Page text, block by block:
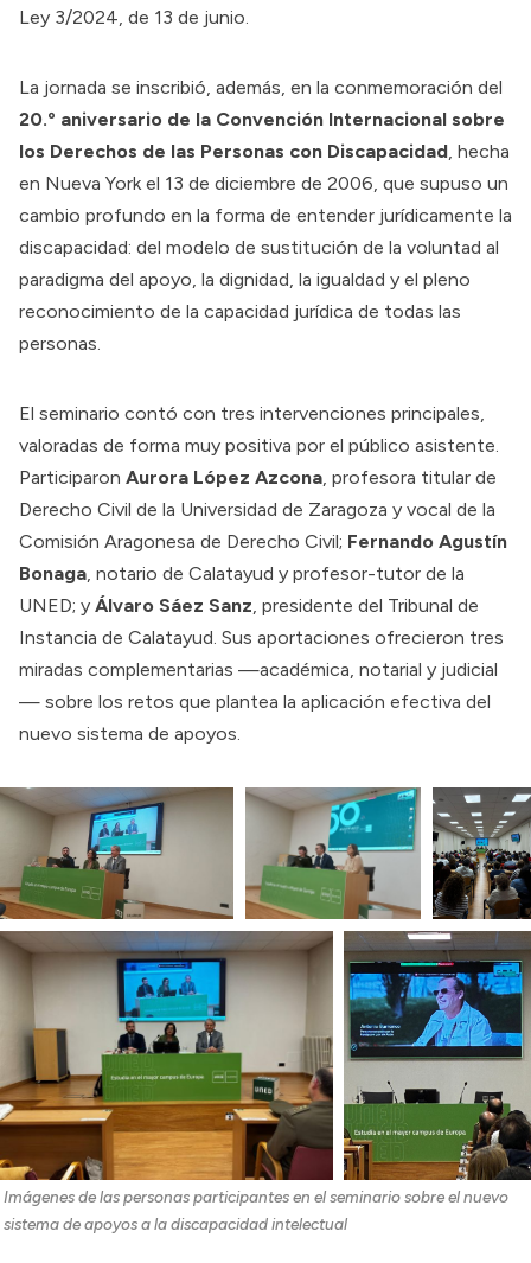
Ley 3/2024, de 13 de junio.
La jornada se inscribió, además, en la conmemoración del
20.º aniversario de la Convención Internacional sobre
los Derechos de las Personas con Discapacidad, hecha
en Nueva York el 13 de diciembre de 2006, que supuso un
cambio profundo en la forma de entender jurídicamente la
discapacidad: del modelo de sustitución de la voluntad al
paradigma del apoyo, la dignidad, la igualdad y el pleno
reconocimiento de la capacidad jurídica de todas las
personas.
El seminario contó con tres intervenciones principales,
valoradas de forma muy positiva por el público asistente.
Participaron Aurora López Azcona, profesora titular de
Derecho Civil de la Universidad de Zaragoza y vocal de la
Comisión Aragonesa de Derecho Civil; Fernando Agustín
Bonaga, notario de Calatayud y profesor-tutor de la
UNED; y Álvaro Sáez Sanz, presidente del Tribunal de
Instancia de Calatayud. Sus aportaciones ofrecieron tres
miradas complementarias —académica, notarial y judicial
— sobre los retos que plantea la aplicación efectiva del
nuevo sistema de apoyos.
Imágenes de las personas participantes en el seminario sobre el nuevo
sistema de apoyos a la discapacidad intelectual